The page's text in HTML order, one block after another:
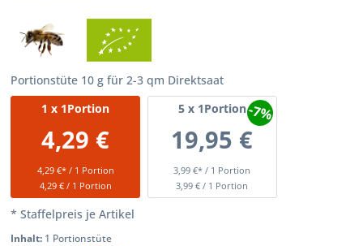
Portionstüte 10 g für 2-3 qm Direktsaat
1 x 1Portion
4,29 €
4,29 €* / 1 Portion
4,29 € / 1 Portion
5x 1Portion
19,95 €
3,99 €* / 1 Portion
-7%
3,99 € / 1 Portion
* Staffelpreis je Artikel
Inhalt: 1 Portionstüte